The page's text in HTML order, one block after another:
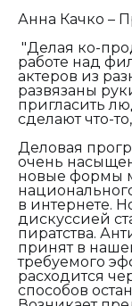
Анна Качко –
"Делая ко-
работе над
актеров из
развязаны
пригласить
сделают что-
Деловая
очень
новые формы
в интернете.
дискуссией
пиратства.
принят в
требуемого
расходится
способов